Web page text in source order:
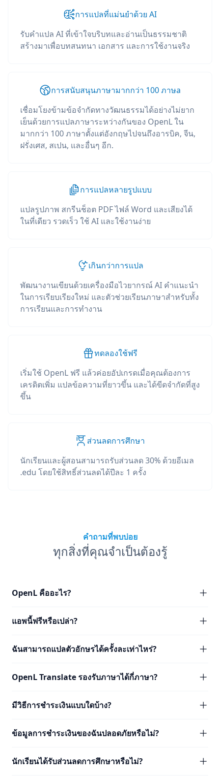
การแปลที่แม่นยำด้วย AI
รับคำแปล AI ที่เข้าใจบริบทและอ่านเป็นธรรมชาติ
สร้างมาเพื่อบทสนทนา เอกสาร และการใช้งานจริง
การสนับสนุนภาษามากกว่า 100 ภาษа
เชื่อมโยงข้ามข้อจำกัดทางวัฒนธรรมได้อย่างไม่ยาก
เย็นด้วยการแปลภาษาระหว่างกันของ OpenL ใน
มากกว่า 100 ภาษาตั้งแต่อังกฤษไปจนถึงอารบิค, จีน,
ฝรั่งเศส, สเปน, และอื่นๆ อีก.
การแปลหลายรูปแบบ
แปลรูปภาพ สกรีนช็อต PDF ไฟล์ Word และเสียงได้
ในที่เดียว รวดเร็ว ใช้ AI และใช้งานง่าย
เกินกว่าการแปล
พัฒนางานเขียนด้วยเครื่องมือไวยากรณ์ AI คำแนะนำ
ในการเรียบเรียงใหม่ และตัวช่วยเรียนภาษาสำหรับทั้ง
การเรียนและการทำงาน
ทดลองใช้ฟรี
เริ่มใช้ OpenL ฟรี แล้วค่อยอัปเกรดเมื่อคุณต้องการ
เครดิตเพิ่ม แปลข้อความที่ยาวขึ้น และได้ขีดจำกัดที่สูง
ขึ้น
ส่วนลดการศึกษา
นักเรียนและผู้สอนสามารถรับส่วนลด 30% ด้วยอีเมล
.edu โดยใช้สิทธิ์ส่วนลดได้ปีละ 1 ครั้ง
คำถามที่พบบ่อย
ทุกสิ่งที่คุณจำเป็นต้องรู้
OpenL คืออะไร?
แอพนี้ฟรีหรือเปล่า?
ฉันสามารถแปลตัวอักษรได้ครั้งละเท่าไหร่?
OpenL Translate รองรับภาษาได้กี่ภาษา?
มีวิธีการชำระเงินแบบใดบ้าง?
ข้อมูลการชำระเงินของฉันปลอดภัยหรือไม่?
นักเรียนได้รับส่วนลดการศึกษาหรือไม่?